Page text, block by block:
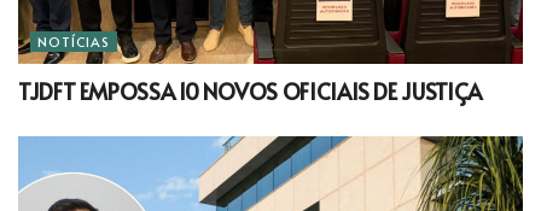
NOTÍCIAS
TJDFT EMPOSSA 10 NOVOS OFICIAIS DE JUSTIÇA